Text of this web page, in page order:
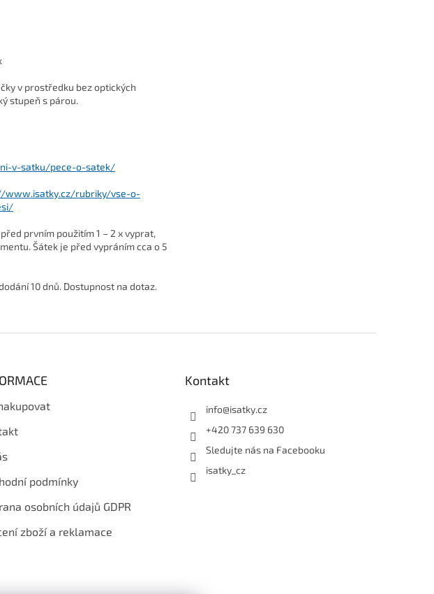
v prostředku bez optických
stupeň s párou.
v-satku/pece-o-satek/
www.isatky.cz/rubriky/vse-o-
prvním použitím 1 – 2 x vyprat,
Šátek je před vypráním cca o 5
10 dnů. Dostupnost na dotaz.
podmínky
osobních údajů GDPR
zboží a reklamace
Kontakt
info@isatky.cz
+420 737 639 630
Sledujte nás na Facebooku
isatky_cz